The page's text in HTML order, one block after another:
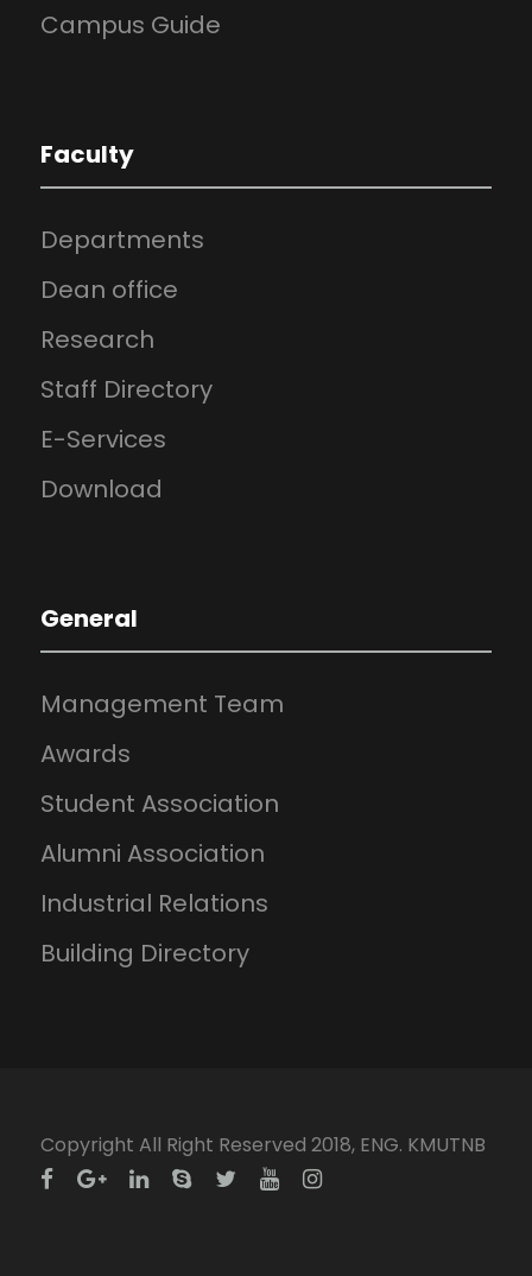
Campus Guide
Faculty
Departments
Dean office
Research
Staff Directory
E-Services
Download
General
Management Team
Awards
Student Association
Alumni Association
Industrial Relations
Building Directory
Copyright All Right Reserved 2018, ENG. KMUTNB